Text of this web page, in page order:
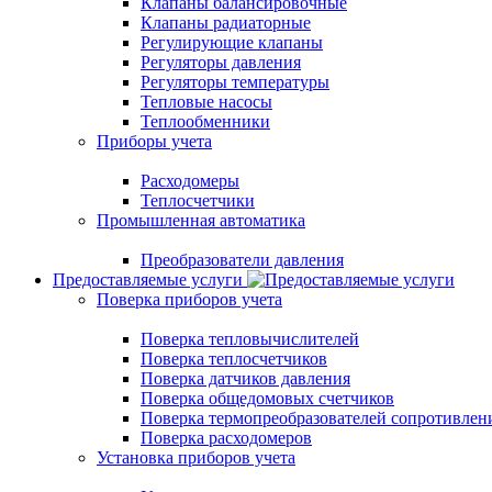
Клапаны радиаторные
Регулирующие клапаны
Регуляторы давления
Регуляторы температуры
Тепловые насосы
Теплообменники
Приборы учета
Расходомеры
Теплосчетчики
Промышленная автоматика
Преобразователи давления
Предоставляемые услуги
Поверка приборов учета
Поверка тепловычислителей
Поверка теплосчетчиков
Поверка датчиков давления
Поверка общедомовых счетчиков
Поверка термопреобразователей
Поверка расходомеров
Установка приборов учета